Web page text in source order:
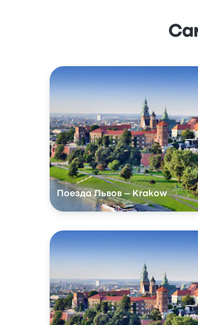
Поезда Львов – Krakow